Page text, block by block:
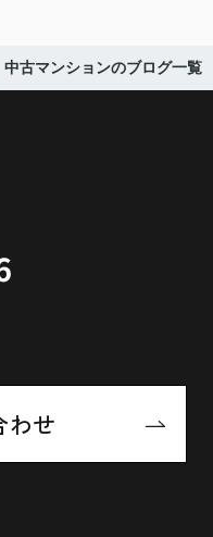
中古マンションのブログ一覧
わせ